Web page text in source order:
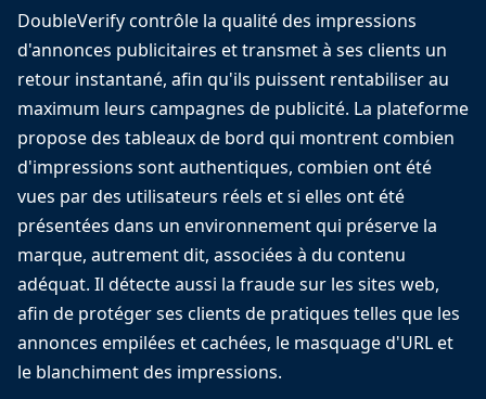
DoubleVerify contrôle la qualité des impressions
d'annonces publicitaires et transmet à ses clients un
retour instantané, afin qu'ils puissent rentabiliser au
maximum leurs campagnes de publicité. La plateforme
propose des tableaux de bord qui montrent combien
d'impressions sont authentiques, combien ont été
vues par des utilisateurs réels et si elles ont été
présentées dans un environnement qui préserve la
marque, autrement dit, associées à du contenu
adéquat. Il détecte aussi la fraude sur les sites web,
afin de protéger ses clients de pratiques telles que les
annonces empilées et cachées, le masquage d'URL et
le blanchiment des impressions.